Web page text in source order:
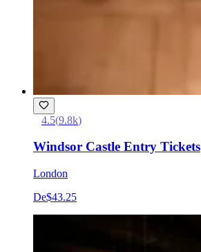
4.5(9.8k)
Windsor Castle Entry Tickets
London
De$43.25